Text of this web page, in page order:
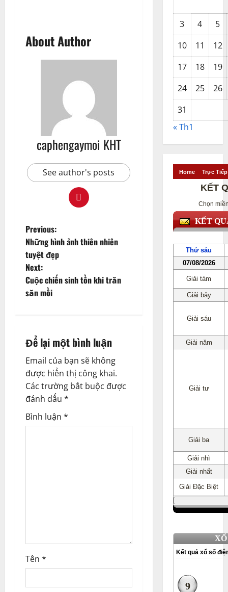
About Author
caphengaymoi KHT
See author's posts
P
o
s
t
a
v
i
g
a
Previous:
Những hình ảnh thiên nhiên
tuyệt đẹp
Next:
Cuộc chiến sinh tồn khi trăn
săn mồi
Để lại một bình luận
Email của bạn sẽ không
được hiển thị công khai.
Các trường bắt buộc được
đánh dấu *
Bình luận *
Tên *
3 4
5
10
11
12
17
18
19
24
25
26
31
« Th1
Set Youtube Channel ID